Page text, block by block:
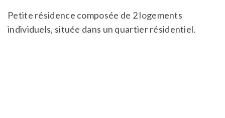
Petite résidence composée de 2 logements
individuels, située dans un quartier résidentiel.